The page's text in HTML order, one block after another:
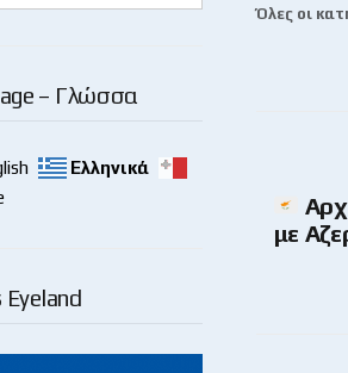
– Γλώσσα
Ελληνικά
Eyeland
Όλες οι
με